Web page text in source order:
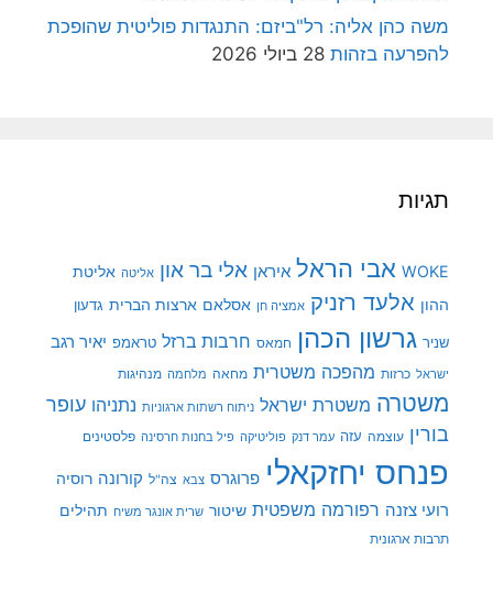
משה כהן אליה: רל"ביזם: התנגדות פוליטית שהופכת
להפרעה בזהות 28 ביולי 2026
תגיות
WOKE אבי הראל איראן אלי בר און אליטה אליטת
ההון אלעד רזניק אמציה חן אסלאם ארצות הברית גדעון
שניר גרשון הכהן חמאס חרבות ברזל טראמפ יאיר רגב
ישראל כרזות מהפכה משטרית מחאה מלחמה מנהיגות
משטרה משטרת ישראל ניתוח רשתות ארגוניות נתניהו עופר
בורין עוצמה עזה עמר דנק פוליטיקה פיל בחנות חרסינה פלסטינים
פנחס יחזקאלי פרוגרס צבא צה"ל קורונה רוסיה
רועי צזנה רפורמה משפטית שיטור שרית אונגר משיח תהילים
תרבות ארגונית